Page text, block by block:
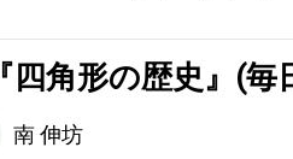
『四角形の歴史』(毎
南 伸坊